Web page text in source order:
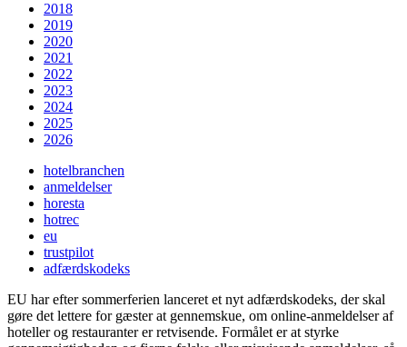
2018
2019
2020
2021
2022
2023
2024
2025
2026
hotelbranchen
anmeldelser
horesta
hotrec
eu
trustpilot
adfærdskodeks
EU har efter sommerferien lanceret et nyt adfærdskodeks, der skal
gøre det lettere for gæster at gennemskue, om online-anmeldelser af
hoteller og restauranter er retvisende. Formålet er at styrke